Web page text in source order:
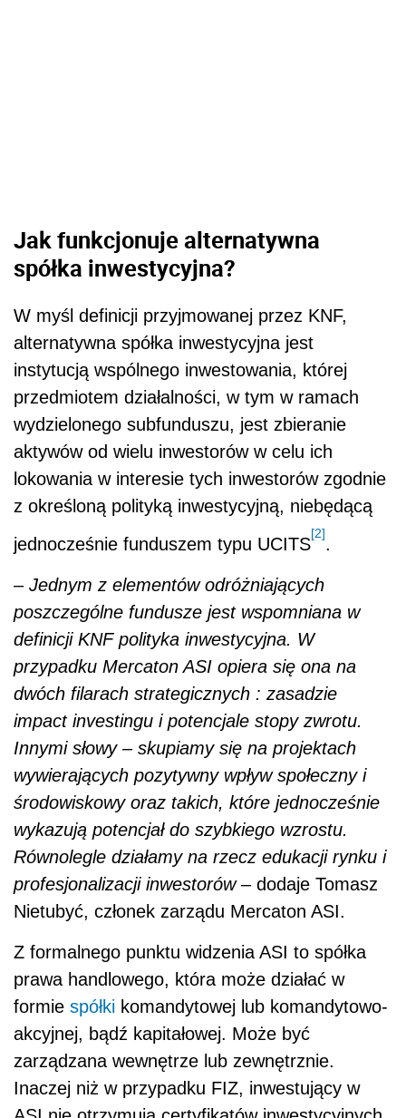
Jak funkcjonuje alternatywna
spółka inwestycyjna?
W myśl definicji przyjmowanej przez KNF,
alternatywna spółka inwestycyjna jest
instytucją wspólnego inwestowania, której
przedmiotem działalności, w tym w ramach
wydzielonego subfunduszu, jest zbieranie
aktywów od wielu inwestorów w celu ich
lokowania w interesie tych inwestorów zgodnie
z określoną polityką inwestycyjną, niebędącą
jednocześnie funduszem typu UCITS
[2]
.
– Jednym z elementów odróżniających
poszczególne fundusze jest wspomniana w
definicji KNF polityka inwestycyjna. W
przypadku Mercaton ASI opiera się ona na
dwóch filarach strategicznych : zasadzie
impact investingu i potencjale stopy zwrotu.
Innymi słowy – skupiamy się na projektach
wywierających pozytywny wpływ społeczny i
środowiskowy oraz takich, które jednocześnie
wykazują potencjał do szybkiego wzrostu.
Równolegle działamy na rzecz edukacji rynku i
profesjonalizacji inwestorów– dodaje Tomasz
Nietubyć, członek zarządu Mercaton ASI.
Z formalnego punktu widzenia ASI to spółka
prawa handlowego, która może działać w
formie spółki komandytowej lub komandytowo-
akcyjnej, bądź kapitałowej. Może być
zarządzana wewnętrze lub zewnętrznie.
Inaczej niż w przypadku FIZ, inwestujący w